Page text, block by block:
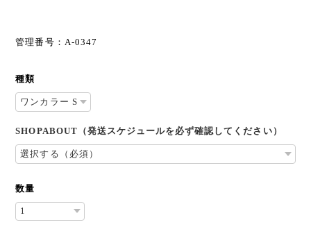
管理番号：A-0347
種類
SHOPABOUT（発送スケジュールを必ず確認してください）
数量